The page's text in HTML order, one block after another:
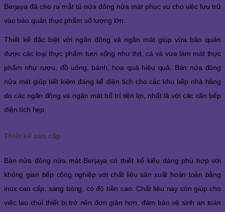
Berjaya đã cho ra mắt tủ nửa đông nửa mát phục vụ cho việc lưu trữ
vào bảo quản thực phẩm số lượng lớn.
Thiết kế đặc biệt với ngăn đông và ngăn mát giúp vừa bảo quản
được các loại thực phẩm tươi sống như thịt, cá và vừa làm mát thực
phẩm như rượu, đồ uống, bánh, hoa quả hiệu quả. Bàn nửa đông
nửa mát giúp tiết kiệm đáng kể diện tích cho các khu bếp nhà hàng
do các ngăn đông và ngăn mát bố trí tiện lợi, nhất là với các căn bếp
diện tích hẹp.
Thiết kế cao cấp
Bàn nửa đông nửa mát Berjaya có thiết kế kiểu dáng phù hợp với
không gian bếp công nghiệp với chất liệu sản xuất hoàn toàn bằng
inox cao cấp, sáng bóng, có độ bền cao. Chất liệu này còn giúp cho
việc lau chùi thiết bị trở nên đơn giản hơn, đảm bảo vệ sinh an toàn